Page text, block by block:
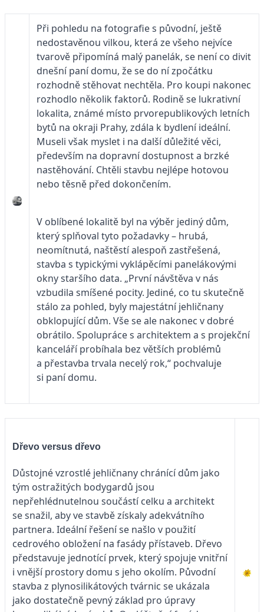
Při pohledu na fotografie s původní, ještě
nedostavěnou vilkou, která ze všeho nejvíce
tvarově připomíná malý panelák, se není co divit
dnešní paní domu, že se do ní zpočátku
rozhodně stěhovat nechtěla. Pro koupi nakonec
rozhodlo několik faktorů. Rodině se lukrativní
lokalita, známé místo prvorepublikových letních
bytů na okraji Prahy, zdála k bydlení ideální.
Museli však myslet i na další důležité věci,
především na dopravní dostupnost a brzké
nastěhování. Chtěli stavbu nejlépe hotovou
nebo těsně před dokončením.
V oblíbené lokalitě byl na výběr jediný dům,
který splňoval tyto požadavky – hrubá,
neomítnutá, naštěstí alespoň zastřešená,
stavba s typickými vyklápěcími panelákovými
okny staršího data. „První návštěva v nás
vzbudila smíšené pocity. Jediné, co tu skutečně
stálo za pohled, byly majestátní jehličnany
obklopující dům. Vše se ale nakonec v dobré
obrátilo. Spolupráce s architektem a s projekční
kanceláří probíhala bez větších problémů
a přestavba trvala necelý rok,“ pochvaluje
si paní domu.
Dřevo versus dřevo
Důstojné vzrostlé jehličnany chránící dům jako
tým ostražitých bodygardů jsou
nepřehlédnutelnou součástí celku a architekt
se snažil, aby ve stavbě získaly adekvátního
partnera. Ideální řešení se našlo v použití
cedrového obložení na fasády přístaveb. Dřevo
představuje jednotící prvek, který spojuje vnitřní
i vnější prostory domu s jeho okolím. Původní
stavba z plynosilikátových tvárnic se ukázala
jako dostatečně pevný základ pro úpravy